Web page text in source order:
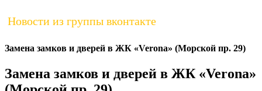
Новости из группы вконтакте
Замена замков и дверей в ЖК «Verona» (Морской пр. 29)
Замена замков и дверей в ЖК «Verona»